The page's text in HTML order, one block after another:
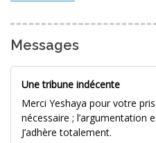
Messages
Une tribune indécente
Merci Yeshaya pour votre
nécessaire ; l’argumentation
J’adhère totalement.